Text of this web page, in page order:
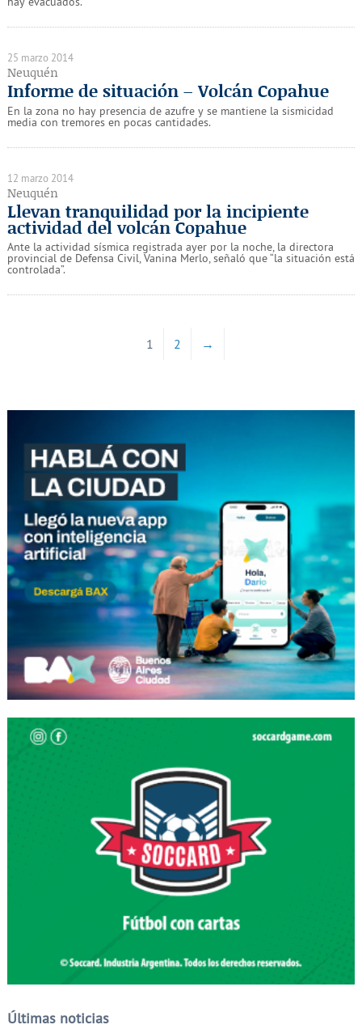
25 marzo 2014
Neuquén
Informe de situación – Volcán Copahue
En la zona no hay presencia de azufre y se mantiene la sismicidad
media con tremores en pocas cantidades.
12 marzo 2014
Neuquén
Llevan tranquilidad por la incipiente
actividad del volcán Copahue
Ante la actividad sísmica registrada ayer por la noche, la directora
provincial de Defensa Civil, Vanina Merlo, señaló que “la situación está
controlada”.
1 2 →
Últimas noticias